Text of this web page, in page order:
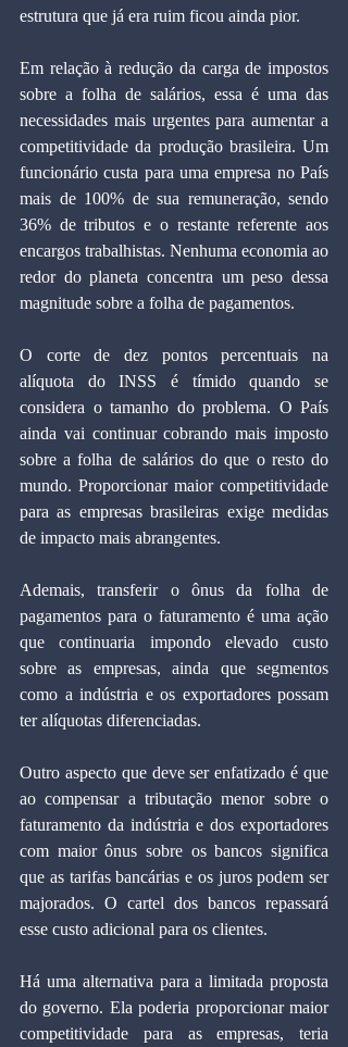
estrutura que já era ruim ficou ainda pior.
Em relação à redução da carga de impostos
sobre a folha de salários, essa é uma das
necessidades mais urgentes para aumentar a
competitividade da produção brasileira. Um
funcionário custa para uma empresa no País
mais de 100% de sua remuneração, sendo
36% de tributos e o restante referente aos
encargos trabalhistas. Nenhuma economia ao
redor do planeta concentra um peso dessa
magnitude sobre a folha de pagamentos.
O corte de dez pontos percentuais na
alíquota do INSS é tímido quando se
considera o tamanho do problema. O País
ainda vai continuar cobrando mais imposto
sobre a folha de salários do que o resto do
mundo. Proporcionar maior competitividade
para as empresas brasileiras exige medidas
de impacto mais abrangentes.
Ademais, transferir o ônus da folha de
pagamentos para o faturamento é uma ação
que continuaria impondo elevado custo
sobre as empresas, ainda que segmentos
como a indústria e os exportadores possam
ter alíquotas diferenciadas.
Outro aspecto que deve ser enfatizado é que
ao compensar a tributação menor sobre o
faturamento da indústria e dos exportadores
com maior ônus sobre os bancos significa
que as tarifas bancárias e os juros podem ser
majorados. O cartel dos bancos repassará
esse custo adicional para os clientes.
Há uma alternativa para a limitada proposta
do governo. Ela poderia proporcionar maior
competitividade para as empresas, teria